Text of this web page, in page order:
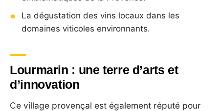
La dégustation des vins locaux dans les
domaines viticoles environnants.
Lourmarin : une terre d’arts et
d’innovation
Ce village provençal est également réputé pour